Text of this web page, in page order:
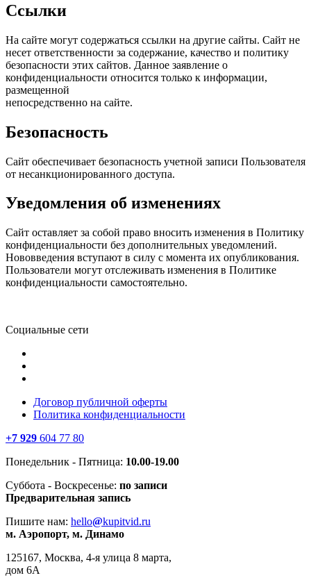
Ссылки
На сайте могут содержаться ссылки на другие сайты. Сайт не
несет ответственности за содержание, качество и политику
безопасности этих сайтов. Данное заявление о
конфиденциальности относится только к информации,
размещенной
непосредственно на сайте.
Безопасность
Сайт обеспечивает безопасность учетной записи Пользователя
от несанкционированного доступа.
Уведомления об изменениях
Сайт оставляет за собой право вносить изменения в Политику
конфиденциальности без дополнительных уведомлений.
Нововведения вступают в силу с момента их опубликования.
Пользователи могут отслеживать изменения в Политике
конфиденциальности самостоятельно.
Социальные сети
Договор публичной оферты
Политика конфиденциальности
+7 929 604 77 80
Понедельник - Пятница: 10.00-19.00
Суббота - Воскресенье: по записи
Предварительная запись
Пишите нам: hello@kupitvid.ru
м. Аэропорт, м. Динамо
125167, Москва, 4-я улица 8 марта,
дом 6А